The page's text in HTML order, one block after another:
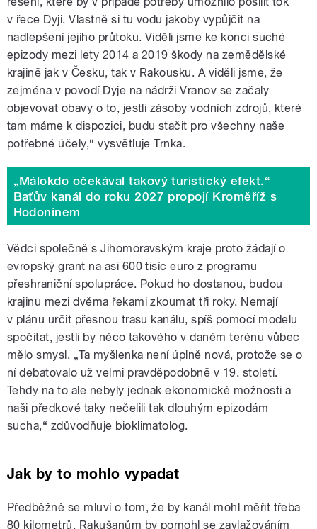
v řece Dyji. Vlastně si tu vodu jakoby vypůjčit na
nadlepšení jejího průtoku. Viděli jsme ke konci suché
epizody mezi lety 2014 a 2019 škody na zemědělské
krajině jak v Česku, tak v Rakousku. A viděli jsme, že
zejména v povodí Dyje na nádrži Vranov se začaly
objevovat obavy o to, jestli zásoby vodních zdrojů, které
tam máme k dispozici, budu stačit pro všechny naše
potřebné účely,“ vysvětluje Trnka.
„Málokdo očekával takový turistický efekt.“
Baťův kanál do roku 2027 propojí Kroměříž s
Hodonínem
Vědci společně s Jihomoravským kraje proto žádají o
evropský grant na asi 600 tisíc euro z programu
přeshraniční spolupráce. Pokud ho dostanou, budou
krajinu mezi dvěma řekami zkoumat tři roky. Nemají
v plánu určit přesnou trasu kanálu, spíš pomocí modelu
spočítat, jestli by něco takového v daném terénu vůbec
mělo smysl. „Ta myšlenka není úplně nová, protože se o
ní debatovalo už velmi pravděpodobně v 19. století.
Tehdy na to ale nebyly jednak ekonomické možnosti a
naši předkové taky nečelili tak dlouhým epizodám
sucha,“ zdůvodňuje bioklimatolog.
Jak by to mohlo vypadat
Předběžně se mluví o tom, že by kanál mohl měřit třeba
80 kilometrů, Rakušanům by pomohl se zavlažováním